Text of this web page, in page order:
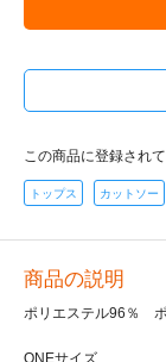
この商品に登録され
トップス カットソー
商品の説明
ポリエステル96％
ONEサイズ